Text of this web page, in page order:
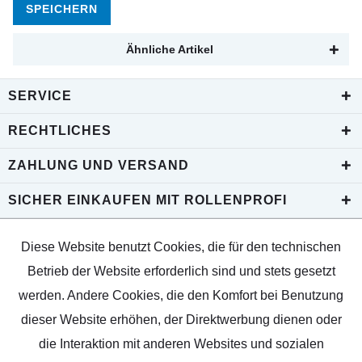
SPEICHERN
Ähnliche Artikel
SERVICE
RECHTLICHES
ZAHLUNG UND VERSAND
SICHER EINKAUFEN MIT ROLLENPROFI
Diese Website benutzt Cookies, die für den technischen
Betrieb der Website erforderlich sind und stets gesetzt
werden. Andere Cookies, die den Komfort bei Benutzung
dieser Website erhöhen, der Direktwerbung dienen oder
die Interaktion mit anderen Websites und sozialen